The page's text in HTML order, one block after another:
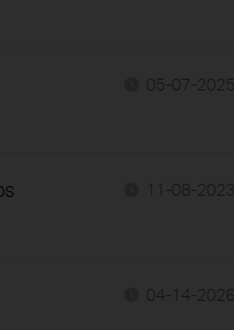
05-07-2025
11-08-2023
04-14-2026